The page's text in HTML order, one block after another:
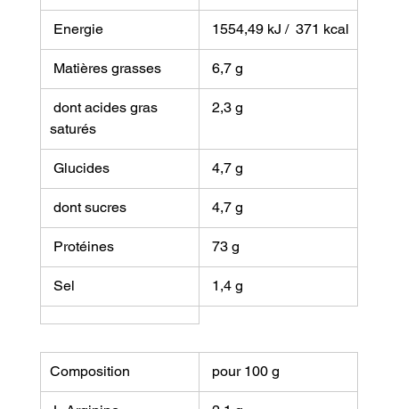
Energie 1554,49 kJ /  371 kcal
Matières grasses 6,7 g
dont acides gras
saturés
2,3 g
Glucides 4,7 g
dont sucres 4,7 g
Protéines 73 g
Sel 1,4 g
Composition pour 100 g